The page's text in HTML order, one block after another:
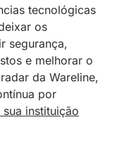
tecnológicas
os
segurança,
e melhorar o
da Wareline,
por
instituição